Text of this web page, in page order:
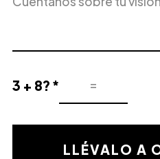
Interés
del
3 + 8? *
Resultado
la
LLÉVALO A